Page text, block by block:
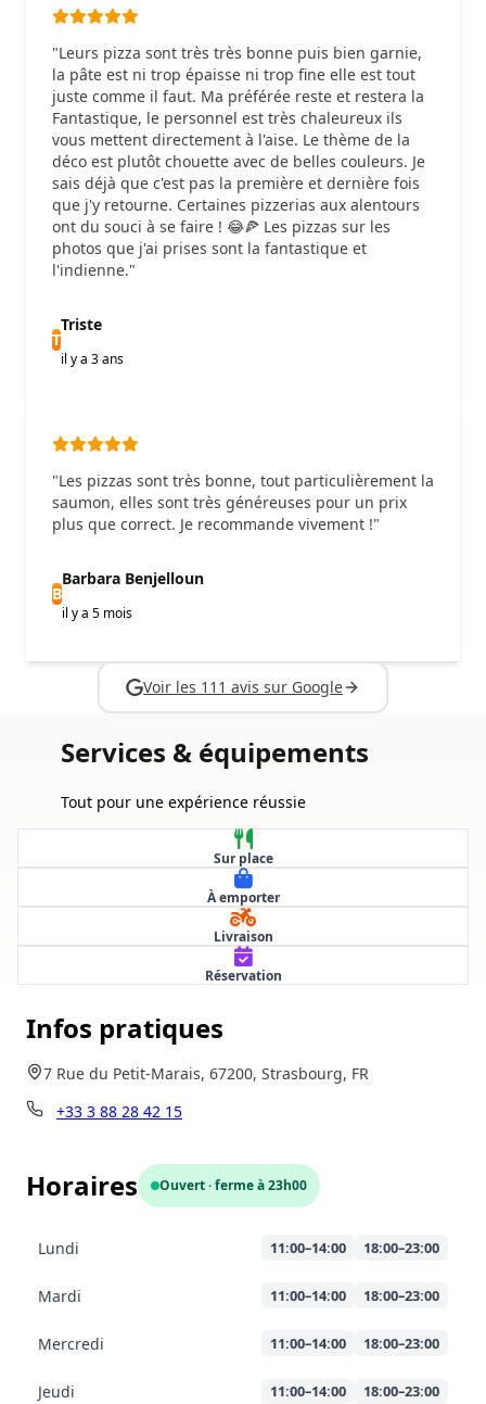
"Leurs pizza sont très très bonne puis bien garnie,
la pâte est ni trop épaisse ni trop fine elle est tout
juste comme il faut. Ma préférée reste et restera la
Fantastique, le personnel est très chaleureux ils
vous mettent directement à l'aise. Le thème de la
déco est plutôt chouette avec de belles couleurs. Je
sais déjà que c'est pas la première et dernière fois
que j'y retourne. Certaines pizzerias aux alentours
ont du souci à se faire ! 😂🍕 Les pizzas sur les
photos que j'ai prises sont la fantastique et
l'indienne."
T
Triste
il y a 3 ans
"Les pizzas sont très bonne, tout particulièrement la
saumon, elles sont très généreuses pour un prix
plus que correct. Je recommande vivement !"
B
Barbara Benjelloun
il y a 5 mois
Voir les 111 avis sur Google
Services & équipements
Tout pour une expérience réussie
Sur place
À emporter
Livraison
Réservation
Infos pratiques
7 Rue du Petit-Marais, 67200, Strasbourg, FR
+33 3 88 28 42 15
Horaires Ouvert · ferme à 23h00
Lundi 11:00–14:00 18:00–23:00
Mardi 11:00–14:00 18:00–23:00
Mercredi 11:00–14:00 18:00–23:00
Jeudi 11:00–14:00 18:00–23:00